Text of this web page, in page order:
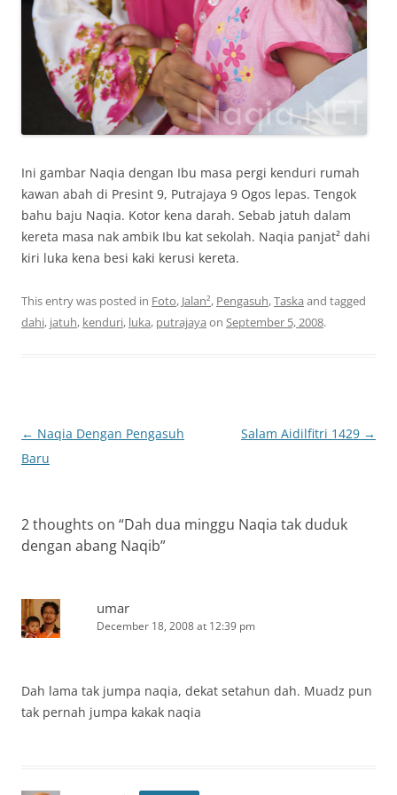
Ini gambar Naqia dengan Ibu masa pergi kenduri rumah
kawan abah di Presint 9, Putrajaya 9 Ogos lepas. Tengok
bahu baju Naqia. Kotor kena darah. Sebab jatuh dalam
kereta masa nak ambik Ibu kat sekolah. Naqia panjat² dahi
kiri luka kena besi kaki kerusi kereta.
This entry was posted in Foto, Jalan², Pengasuh,Taska and tagged
dahi, jatuh, kenduri, luka, putrajaya on September 5, 2008.
Post
navigation
← Naqia Dengan Pengasuh
Baru
Salam Aidilfitri 1429 →
2 thoughts on “Dah dua minggu Naqia tak duduk
dengan abang Naqib”
umar
December 18, 2008 at 12:39 pm
Dah lama tak jumpa naqia, dekat setahun dah. Muadz pun
tak pernah jumpa kakak naqia